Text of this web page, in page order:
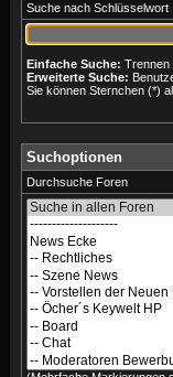
Suche nach Schlüsselwort
Einfache Suche: Trennen
Erweiterte Suche:
Sie können Sternchen (*)
Suchoptionen
Durchsuche Foren